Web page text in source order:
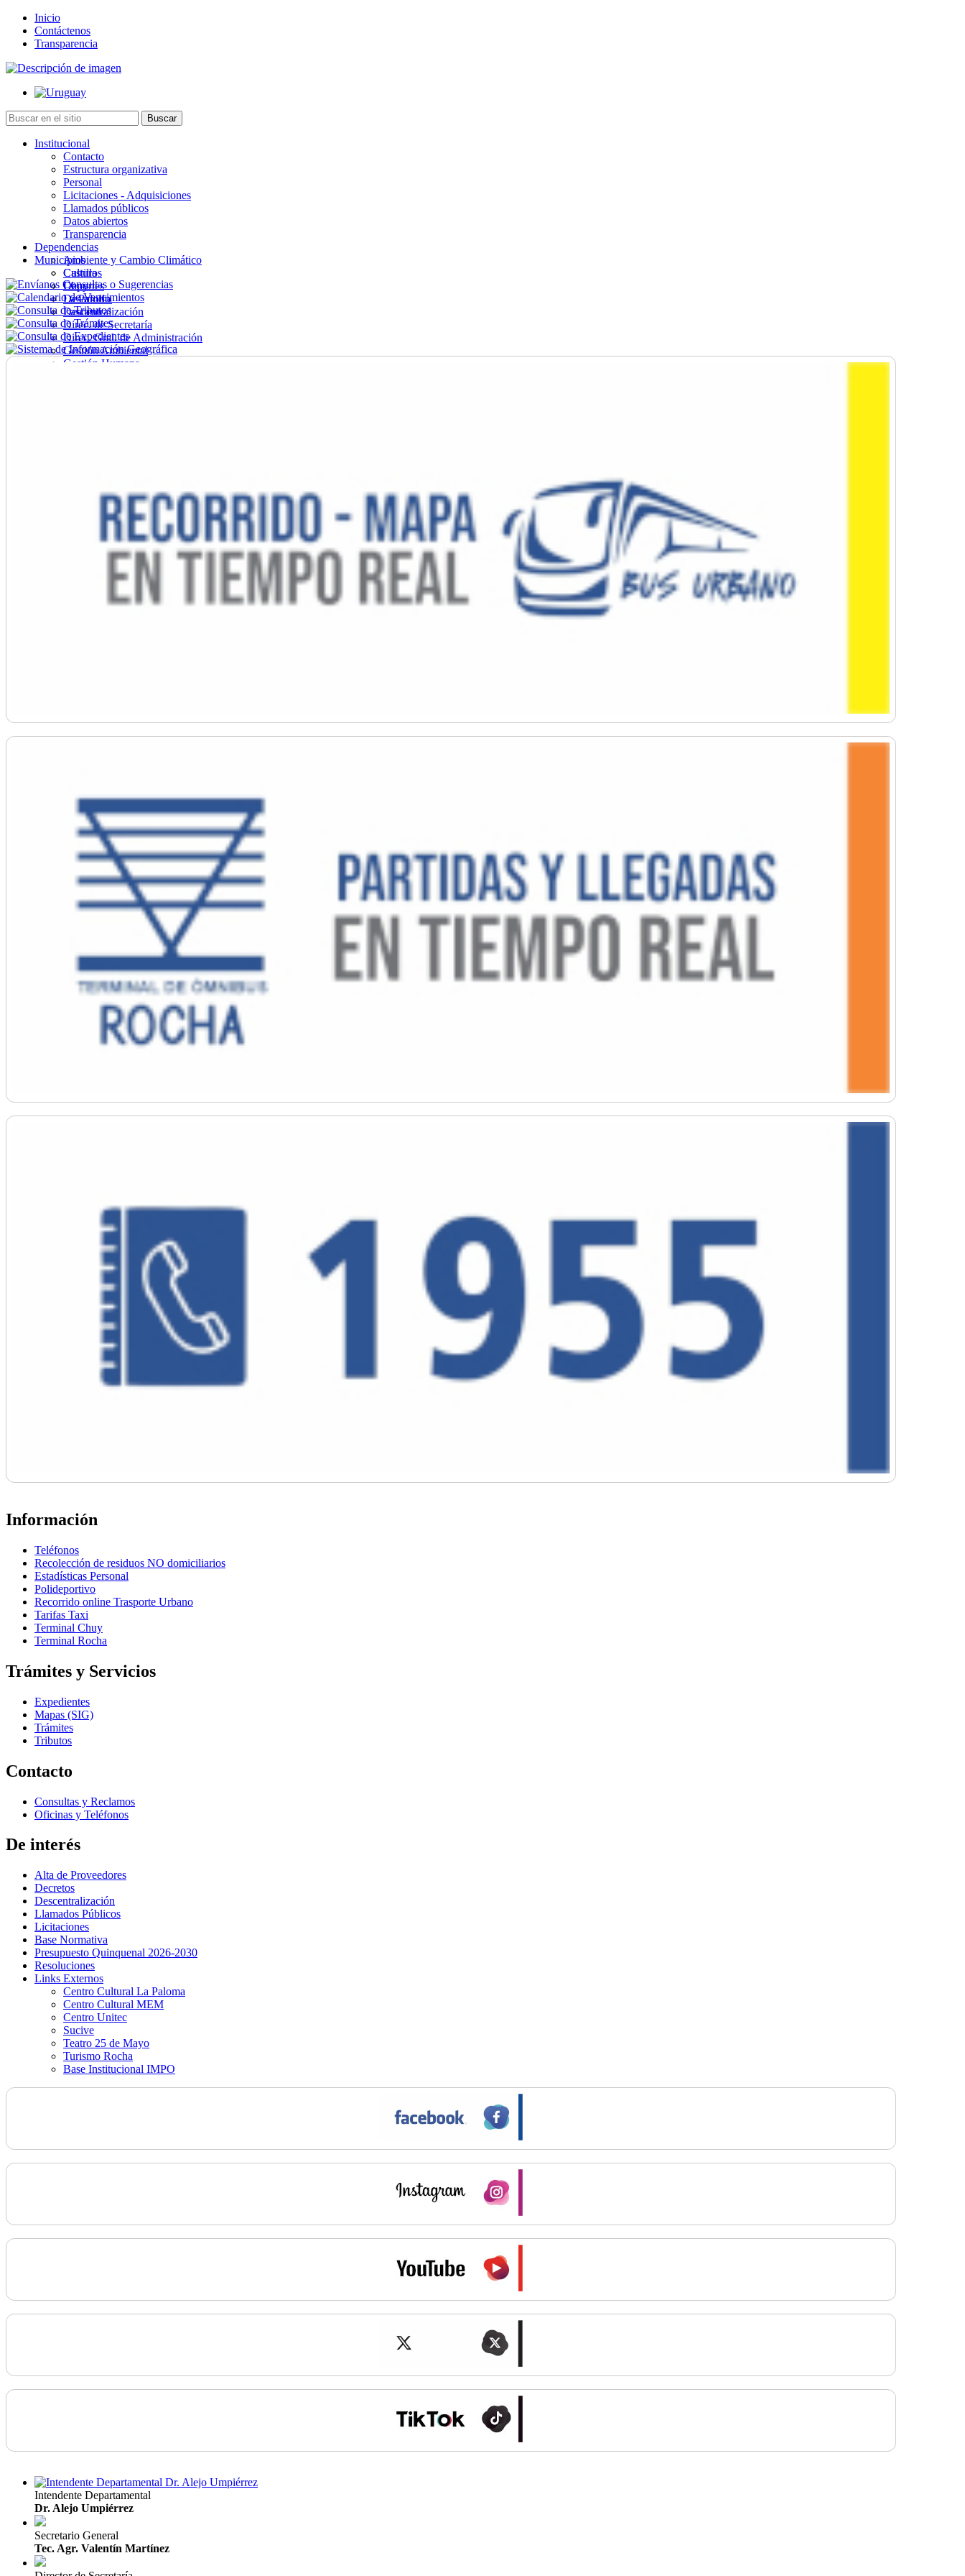
Inicio
Contáctenos
Transparencia
Institucional
Contacto
Estructura organizativa
Personal
Licitaciones - Adquisiciones
Llamados públicos
Datos abiertos
Transparencia
Dependencias
Ambiente y Cambio Climático
Cultura
Deportes
Desarrollo
Descentralización
Direc. de Secretaría
Direc. Gral. de Administración
Gestión Ambiental
Gestión Humana
Municipios
Castillos
Chuy
La Paloma
Lascano
Información
Teléfonos
Recolección de residuos NO domiciliarios
Estadísticas Personal
Polideportivo
Recorrido online Trasporte Urbano
Tarifas Taxi
Terminal Chuy
Terminal Rocha
Trámites y Servicios
Expedientes
Mapas (SIG)
Trámites
Tributos
Contacto
Consultas y Reclamos
Oficinas y Teléfonos
De interés
Alta de Proveedores
Decretos
Descentralización
Llamados Públicos
Licitaciones
Base Normativa
Presupuesto Quinquenal 2026-2030
Resoluciones
Links Externos
Centro Cultural La Paloma
Centro Cultural MEM
Centro Unitec
Sucive
Teatro 25 de Mayo
Turismo Rocha
Base Institucional IMPO
Intendente Departamental
Dr. Alejo Umpiérrez
Secretario General
Tec. Agr. Valentín Martínez